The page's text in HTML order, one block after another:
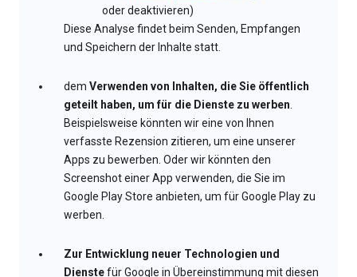
oder deaktivieren)
Diese Analyse findet beim Senden, Empfangen
und Speichern der Inhalte statt.
dem Verwenden von Inhalten, die Sie öffentlich
geteilt haben, um für die Dienste zu werben.
Beispielsweise könnten wir eine von Ihnen
verfasste Rezension zitieren, um eine unserer
Apps zu bewerben. Oder wir könnten den
Screenshot einer App verwenden, die Sie im
Google Play Store anbieten, um für Google Play zu
werben.
Zur Entwicklung neuer Technologien und
Dienstefür Google in Übereinstimmung mit diesen